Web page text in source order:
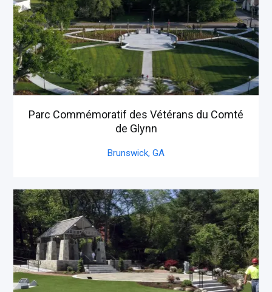
Parc Commémoratif des Vétérans du Comté
de Glynn
Brunswick, GA